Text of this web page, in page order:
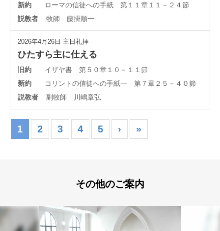
新約
ローマの信徒への手紙 第１１章１１－２４節
説教者
牧師 藤掛順一
2026年4月26日 主日礼拝
ひたすら主に仕える
旧約
イザヤ書 第５０章１０－１１節
新約
コリントの信徒への手紙一 第７章２５－４０節
説教者
副牧師 川嶋章弘
1 2 3 4 5 › »
その他のご案内